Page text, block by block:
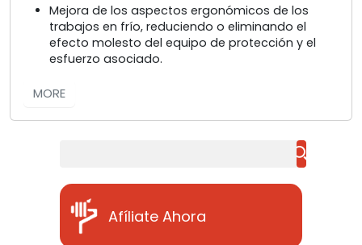
Mejora de los aspectos ergonómicos de los
trabajos en frío, reduciendo o eliminando el
efecto molesto del equipo de protección y el
esfuerzo asociado.
MORE
Afíliate Ahora